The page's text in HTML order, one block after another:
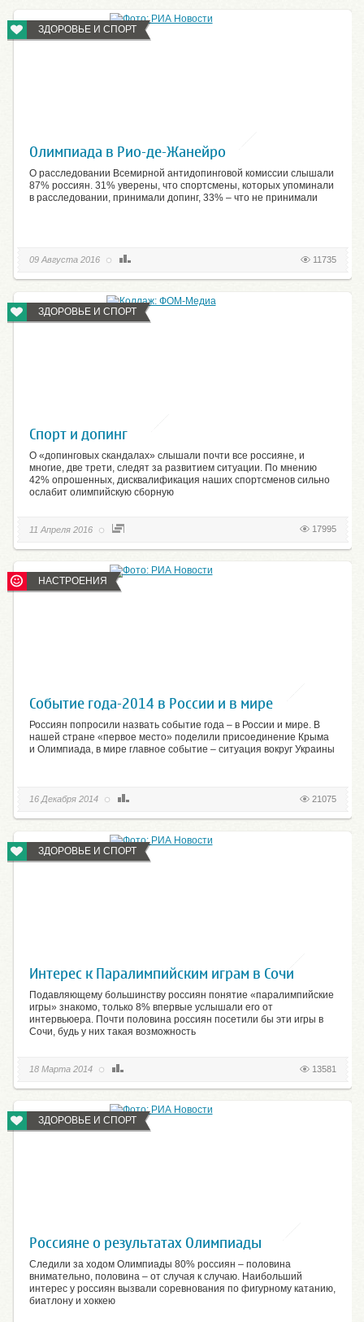
ЗДОРОВЬЕ И СПОРТ
Олимпиада в Рио-де-Жанейро
О расследовании Всемирной антидопинговой комиссии слышали
87% россиян. 31% уверены, что спортсмены, которых упоминали
в расследовании, принимали допинг, 33% – что не принимали
11735
09 Августа 2016
ЗДОРОВЬЕ И СПОРТ
Спорт и допинг
О «допинговых скандалах» слышали почти все россияне, и
многие, две трети, следят за развитием ситуации. По мнению
42% опрошенных, дисквалификация наших спортсменов сильно
ослабит олимпийскую сборную
17995
11 Апреля 2016
НАСТРОЕНИЯ
Событие года-2014 в России и в мире
Россиян попросили назвать событие года – в России и мире. В
нашей стране «первое место» поделили присоединение Крыма
и Олимпиада, в мире главное событие – ситуация вокруг Украины
21075
16 Декабря 2014
ЗДОРОВЬЕ И СПОРТ
Интерес к Паралимпийским играм в Сочи
Подавляющему большинству россиян понятие «паралимпийские
игры» знакомо, только 8% впервые услышали его от
интервьюера. Почти половина россиян посетили бы эти игры в
Сочи, будь у них такая возможность
13581
18 Марта 2014
ЗДОРОВЬЕ И СПОРТ
Россияне о результатах Олимпиады
Следили за ходом Олимпиады 80% россиян – половина
внимательно, половина – от случая к случаю. Наибольший
интерес у россиян вызвали соревнования по фигурному катанию,
биатлону и хоккею